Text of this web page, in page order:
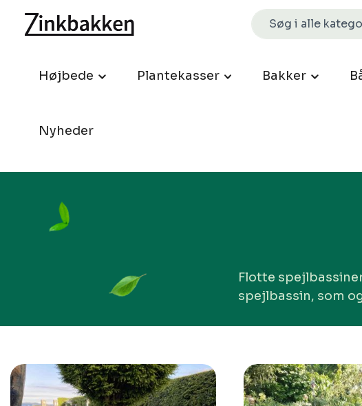
Højbede Plantekasser Bakker
Nyheder
Flotte
spejlbassin, som